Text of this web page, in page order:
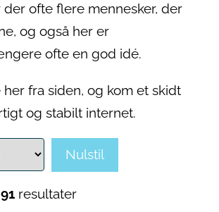
der ofte flere mennesker, der
og også her er
ofte en god idé.
fra siden, og kom et skidt
og stabilt internet.
Nulstil
91 resultater